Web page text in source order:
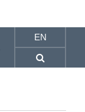
EN